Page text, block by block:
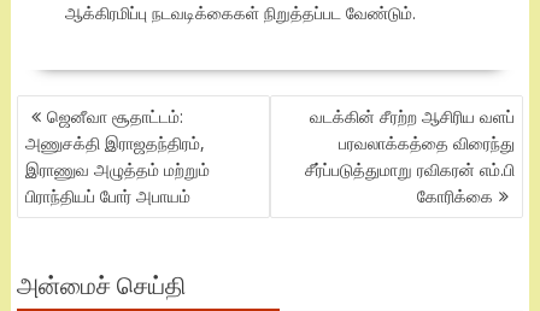
ஆக்கிரமிப்பு நடவடிக்கைகள் நிறுத்தப்பட வேண்டும்.
POST
NAVIGATION
ஜெனீவா சூதாட்டம்:
அணுசக்தி இராஜதந்திரம்,
இராணுவ அழுத்தம் மற்றும்
பிராந்தியப் போர் அபாயம்
வடக்கின் சீரற்ற ஆசிரிய வளப்
பரவலாக்கத்தை விரைந்து
சீர்ப்படுத்துமாறு ரவிகரன் எம்.பி
கோரிக்கை
அன்மைச் செய்தி